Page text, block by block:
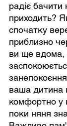
радіє
приходить?
спочатку
приблизно
ви ще вдома,
ваша дитина
комфортно у
поки няня